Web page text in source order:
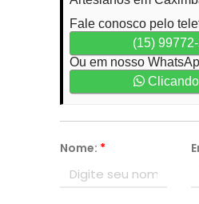
Fale conosco pelo
(15)
Ou em nosso
Nome: *